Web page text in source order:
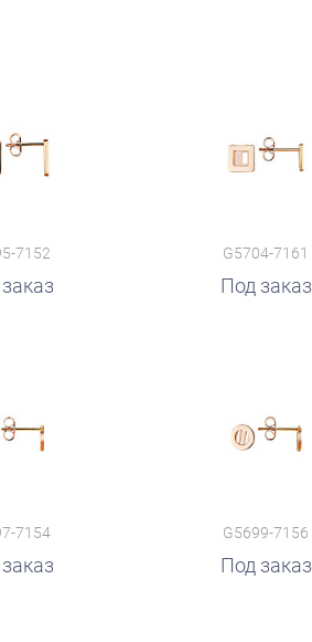
7152 G5704-7161
Под заказ
7154 G5699-7156
Под заказ